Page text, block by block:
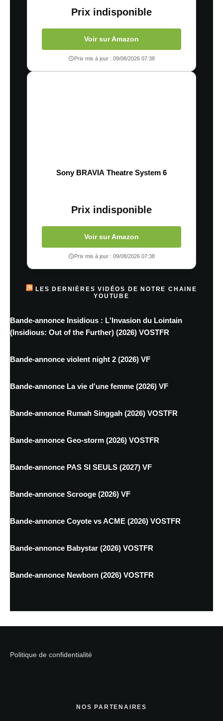
Prix indisponible
Voir sur Amazon
Prix mis à jour : 09/08/2026 07:38
Sony BRAVIA Theatre System 6
Prix indisponible
Voir sur Amazon
Prix mis à jour : 09/08/2026 07:38
LES DERNIÈRES VIDÉOS DE NOTRE CHAINE
YOUTUBE
Bande-annonce Insidious : L'Invasion du Lointain
(Insidious: Out of the Further) (2026) VOSTFR
Bande-annonce violent night 2 (2026) VF
Bande-annonce La vie d'une femme (2026) VF
Bande-annonce Rumah Singgah (2026) VOSTFR
Bande-annonce Geo-storm (2026) VOSTFR
Bande-annonce PAS SI SEULS (2027) VF
Bande-annonce Scrooge (2026) VF
Bande-annonce Coyote vs ACME (2026) VOSTFR
Bande-annonce Babystar (2026) VOSTFR
Bande-annonce Newborn (2026) VOSTFR
Politique de confidentialité
NOS PARTENAIRES